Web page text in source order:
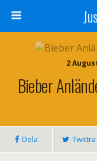
2
Bieber
Dela Twittra